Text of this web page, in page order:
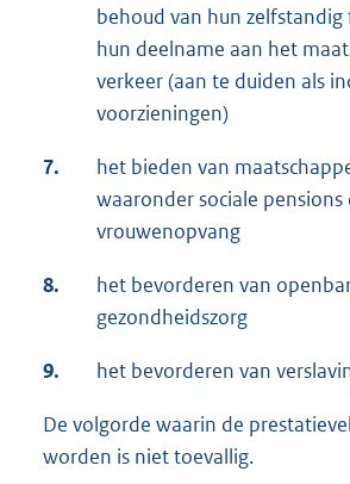
behoud van hun
hun deelname aan het
verkeer (aan te duiden als
voorzieningen)
7.
het bieden van
waaronder sociale pensions
vrouwenopvang
8.
het bevorderen van
gezondheidszorg
9. het bevorderen van
De volgorde waarin de
worden is niet toevallig.